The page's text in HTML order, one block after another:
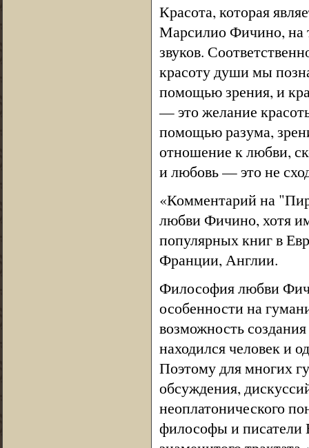
Красота, которая
Марсилио Фичино, на
звуков.
красоту души мы
помощью зрения, и
— это желание
помощью разума,
отношение к любви,
и любовь — это не
«Комментарий на
любви Фичино, хотя
популярных книг в
Франции, Англии.
Философия любви
особенности на
возможность
находился человек и
Поэтому для многих
обсуждения,
неоплатонического
философы и писатели